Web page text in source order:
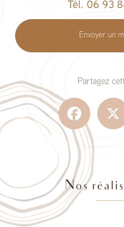
Tél. 06 93
Envoyer un
Partagez
Facebook
Nos